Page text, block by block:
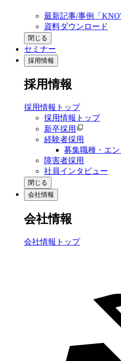
最新記事/事例「
資料ダウンロード
閉じる
セミナー
採用情報
採用情報
採用情報トップ
採用情報トップ
新卒採用
経験者採用
募集職種・エ
障害者採用
社員インタビュー
閉じる
会社情報
会社情報
会社情報トップ